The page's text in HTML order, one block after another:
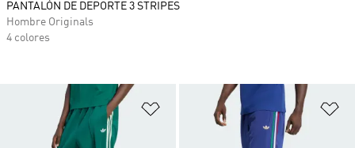
Añadir a la lista de deseos
PANTALÓN DE DEPORTE 3 STRIPES
Hombre Originals
4 colores